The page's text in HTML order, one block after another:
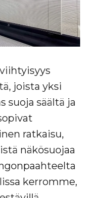
joista yksi
suoja säältä ja
ratkaisu,
näkösuojaa
kerromme,